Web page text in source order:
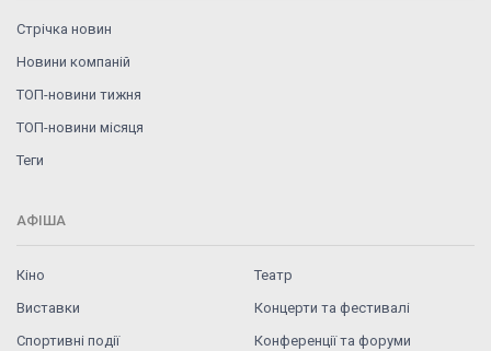
Стрічка новин
Новини компаній
ТОП-новини тижня
ТОП-новини місяця
Теги
АФІША
Кіно
Театр
Виставки
Концерти та фестивалі
Спортивні події
Конференції та форуми